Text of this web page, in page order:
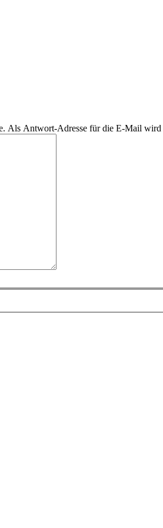
Antwort-Adresse für die E-Mail wird